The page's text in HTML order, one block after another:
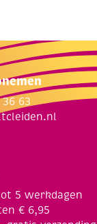
36 63
5 werkdagen
€ 6,95